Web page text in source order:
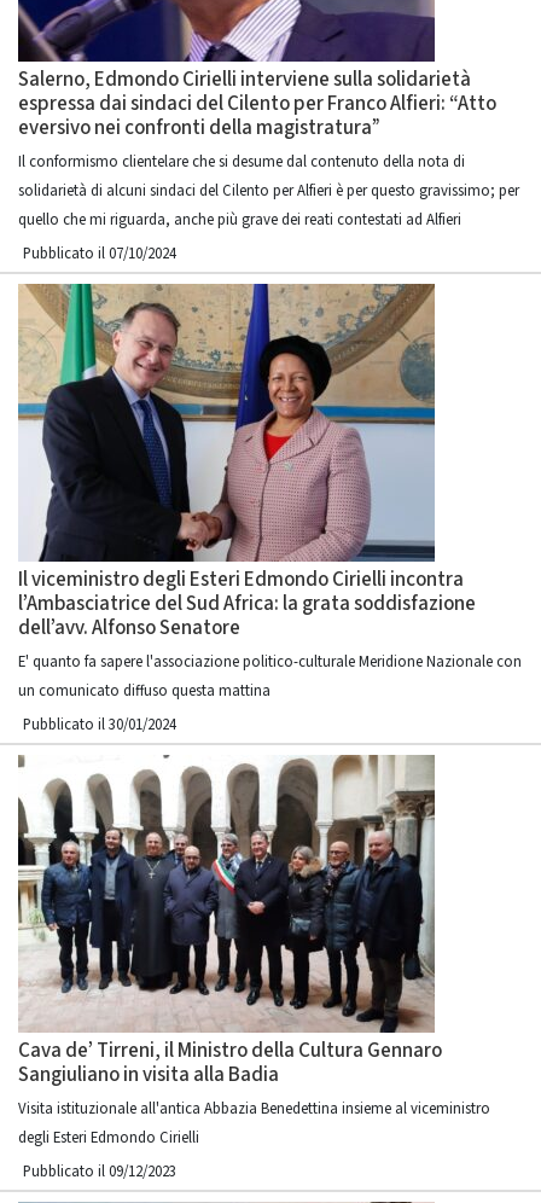
Salerno, Edmondo Cirielli interviene sulla solidarietà
espressa dai sindaci del Cilento per Franco Alfieri: “Atto
eversivo nei confronti della magistratura”
Il conformismo clientelare che si desume dal contenuto della nota di
solidarietà di alcuni sindaci del Cilento per Alfieri è per questo gravissimo; per
quello che mi riguarda, anche più grave dei reati contestati ad Alfieri
Pubblicato il 07/10/2024
Il viceministro degli Esteri Edmondo Cirielli incontra
l’Ambasciatrice del Sud Africa: la grata soddisfazione
dell’avv. Alfonso Senatore
E' quanto fa sapere l'associazione politico-culturale Meridione Nazionale con
un comunicato diffuso questa mattina
Pubblicato il 30/01/2024
Cava de’ Tirreni, il Ministro della Cultura Gennaro
Sangiuliano in visita alla Badia
Visita istituzionale all'antica Abbazia Benedettina insieme al viceministro
degli Esteri Edmondo Cirielli
Pubblicato il 09/12/2023